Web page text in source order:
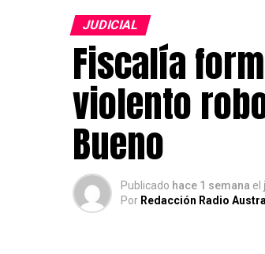
JUDICIAL
Fiscalía
violento
Bueno
Publicado hace 1 semana el
Por Redacción Radio Austral